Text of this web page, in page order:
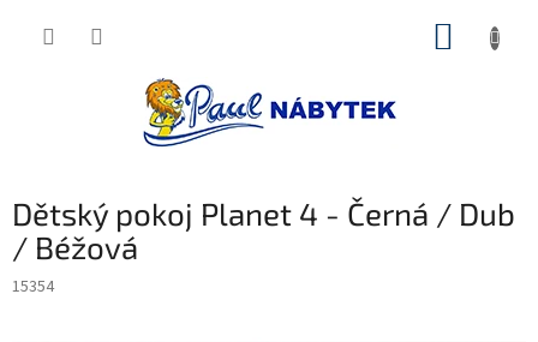
Dětský pokoj Planet 4 - Černá / Dub
/ Béžová
15354